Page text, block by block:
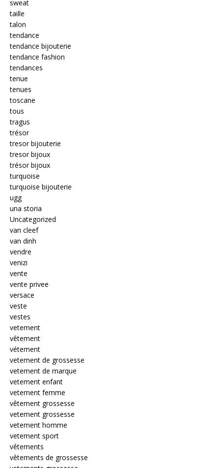
sweat
taille
talon
tendance
tendance bijouterie
tendance fashion
tendances
tenue
tenues
toscane
tous
tragus
trésor
tresor bijouterie
tresor bijoux
trésor bijoux
turquoise
turquoise bijouterie
ugg
una storia
Uncategorized
van cleef
van dinh
vendre
venizi
vente
vente privee
versace
veste
vestes
vetement
vêtement
vétement
vetement de grossesse
vetement de marque
vetement enfant
vetement femme
vêtement grossesse
vetement grossesse
vetement homme
vetement sport
vêtements
vêtements de grossesse